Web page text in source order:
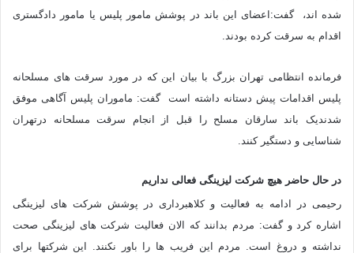
شده اند، گفت:اعضای این باند در پوشش مامور پلیس یا مامور دادگستری
اقدام به سرقت کرده بودند.
فرمانده انتظامی تهران بزرگ با بیان این که در مورد سرقت های مسلحانه
پلیس اقدامات پیش دستانه داشته است گفت: ماموران پلیس آگاهی موفق
شدندیک باند سارقان مسلح را قبل از انجام سرقت مسلحانه درتهران
شناسایی و دستگیر کنند.
در حال حاضر هیچ شرکت لیزینگی فعالی نداریم
رحیمی در ادامه به فعالیت و کلاهبرداری در پوشش شرکت های لیزینگی
اشاره کرد و گفت: مردم بدانند که الان فعالیت شرکت های لیزینگی صحت
نداشته و دروغ است. مردم این فریب ها را باور نکنند. این شرکتها برای